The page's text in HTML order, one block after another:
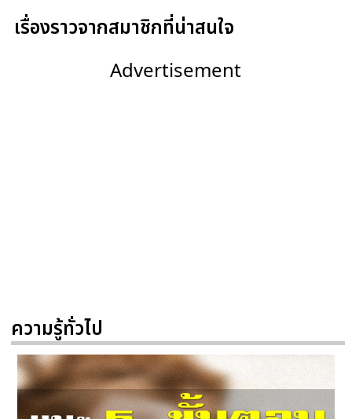
เรื่องราวจากสมาชิกที่น่าสนใจ
Advertisement
ความรู้ทั่วไป